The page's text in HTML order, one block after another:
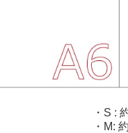
・S :
・M: